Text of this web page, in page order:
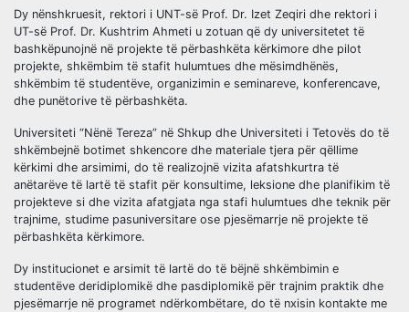
Dy nënshkruesit, rektori i UNT-së Prof. Dr. Izet Zeqiri dhe rektori i
UT-së Prof. Dr. Kushtrim Ahmeti u zotuan që dy universitetet të
bashkëpunojnë në projekte të përbashkëta kërkimore dhe pilot
projekte, shkëmbim të stafit hulumtues dhe mësimdhënës,
shkëmbim të studentëve, organizimin e seminareve, konferencave,
dhe punëtorive të përbashkëta.
Universiteti “Nënë Tereza” në Shkup dhe Universiteti i Tetovës do të
shkëmbejnë botimet shkencore dhe materiale tjera për qëllime
kërkimi dhe arsimimi, do të realizojnë vizita afatshkurtra të
anëtarëve të lartë të stafit për konsultime, leksione dhe planifikim të
projekteve si dhe vizita afatgjata nga stafi hulumtues dhe teknik për
trajnime, studime pasuniversitare ose pjesëmarrje në projekte të
përbashkëta kërkimore.
Dy institucionet e arsimit të lartë do të bëjnë shkëmbimin e
studentëve deridiplomikë dhe pasdiplomikë për trajnim praktik dhe
pjesëmarrje në programet ndërkombëtare, do të nxisin kontakte me